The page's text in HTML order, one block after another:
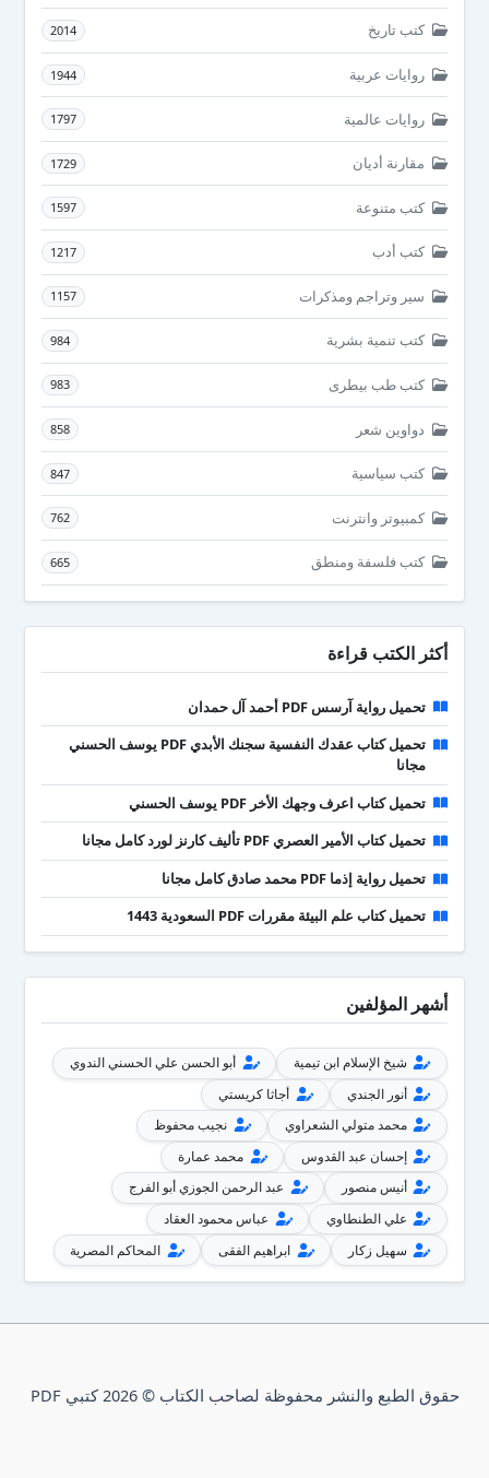
كتب تاريخ 2014
روايات عربية 1944
روايات عالمية 1797
مقارنة أديان 1729
كتب متنوعة 1597
كتب أدب 1217
سير وتراجم ومذكرات 1157
كتب تنمية بشرية 984
كتب طب بيطرى 983
دواوين شعر 858
كتب سياسية 847
كمبيوتر وانترنت 762
كتب فلسفة ومنطق 665
أكثر الكتب قراءة
تحميل رواية آرسس PDF أحمد آل حمدان
تحميل كتاب عقدك النفسية سجنك الأبدي PDF يوسف الحسني
مجانا
تحميل كتاب اعرف وجهك الأخر PDF يوسف الحسني
تحميل كتاب الأمير العصري PDF تأليف كارنز لورد كامل مجانا
تحميل رواية إذما PDF محمد صادق كامل مجانا
تحميل كتاب علم البيئة مقررات PDF السعودية 1443
أشهر المؤلفين
شيخ الإسلام ابن تيمية
أبو الحسن علي الحسني الندوي
أنور الجندي
أجاثا كريستي
محمد متولي الشعراوي
نجيب محفوظ
إحسان عبد القدوس
محمد عمارة
أنيس منصور
عبد الرحمن الجوزي أبو الفرج
علي الطنطاوي
عباس محمود العقاد
سهيل زكار
ابراهيم الفقى المحاكم المصرية
حقوق الطبع والنشر محفوظة لصاحب الكتاب © 2026 كتبي PDF